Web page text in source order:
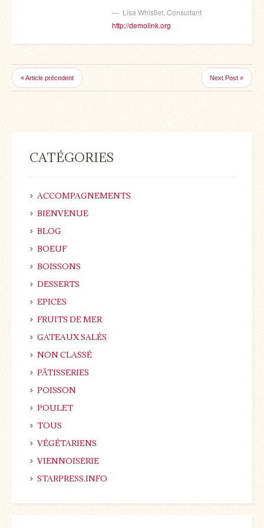
Lisa Whistler, Consultant
http://demolink.org
« Article précedent Next Post »
CATÉGORIES
ACCOMPAGNEMENTS
BIENVENUE
BLOG
BOEUF
BOISSONS
DESSERTS
EPICES
FRUITS DE MER
GATEAUX SALÉS
NON CLASSÉ
PÂTISSERIES
POISSON
POULET
TOUS
VÉGÉTARIENS
VIENNOISERIE
STARPRESS.INFO